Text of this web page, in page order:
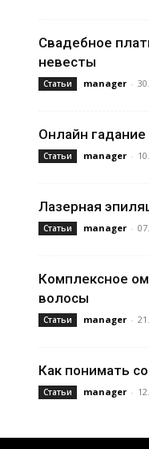
Свадебное
невесты
Статьи manager -
Онлайн
Статьи manager -
Лазерная
Статьи manager -
Комплексное
волосы
Статьи manager -
Как понимать
Статьи manager -